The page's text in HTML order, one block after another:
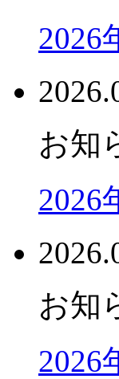
2026
お知
2026
お知
2026